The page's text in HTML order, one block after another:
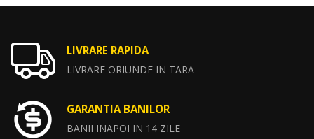
LIVRARE RAPIDA
LIVRARE ORIUNDE IN TARA
GARANTIA BANILOR
BANII INAPOI IN 14 ZILE